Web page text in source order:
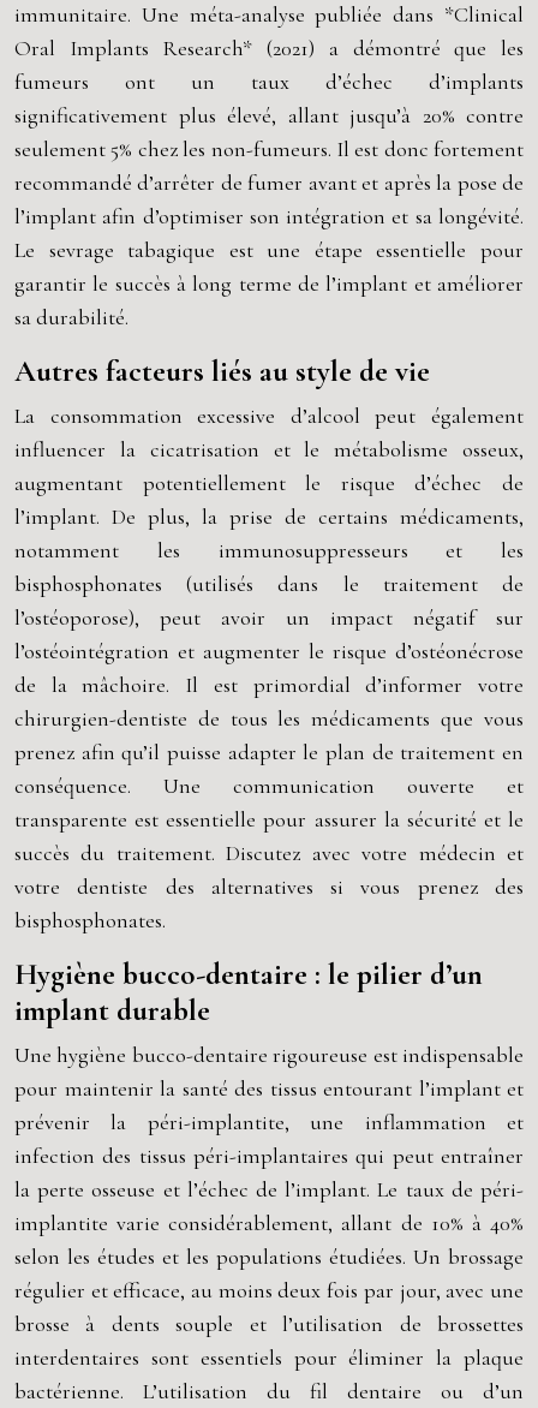
immunitaire. Une méta-analyse publiée dans *Clinical
Oral Implants Research* (2021) a démontré que les
fumeurs ont un taux d’échec d’implants
significativement plus élevé, allant jusqu’à 20% contre
seulement 5% chez les non-fumeurs. Il est donc fortement
recommandé d’arrêter de fumer avant et après la pose de
l’implant afin d’optimiser son intégration et sa longévité.
Le sevrage tabagique est une étape essentielle pour
garantir le succès à long terme de l’implant et améliorer
sa durabilité.
Autres facteurs liés au style de vie
La consommation excessive d’alcool peut également
influencer la cicatrisation et le métabolisme osseux,
augmentant potentiellement le risque d’échec de
l’implant. De plus, la prise de certains médicaments,
notamment les immunosuppresseurs et les
bisphosphonates (utilisés dans le traitement de
l’ostéoporose), peut avoir un impact négatif sur
l’ostéointégration et augmenter le risque d’ostéonécrose
de la mâchoire. Il est primordial d’informer votre
chirurgien-dentiste de tous les médicaments que vous
prenez afin qu’il puisse adapter le plan de traitement en
conséquence. Une communication ouverte et
transparente est essentielle pour assurer la sécurité et le
succès du traitement. Discutez avec votre médecin et
votre dentiste des alternatives si vous prenez des
bisphosphonates.
Hygiène bucco-dentaire : le pilier d’un
implant durable
Une hygiène bucco-dentaire rigoureuse est indispensable
pour maintenir la santé des tissus entourant l’implant et
prévenir la péri-implantite, une inflammation et
infection des tissus péri-implantaires qui peut entraîner
la perte osseuse et l’échec de l’implant. Le taux de péri-
implantite varie considérablement, allant de 10% à 40%
selon les études et les populations étudiées. Un brossage
régulier et efficace, au moins deux fois par jour, avec une
brosse à dents souple et l’utilisation de brossettes
interdentaires sont essentiels pour éliminer la plaque
bactérienne. L’utilisation du fil dentaire ou d’un